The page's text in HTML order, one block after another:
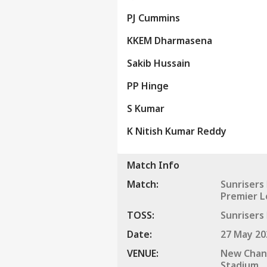
PJ Cummins
KKEM Dharmasena
Sakib Hussain
PP Hinge
S Kumar
K Nitish Kumar Reddy
Match Info
Match:
Sunrisers
Premier
TOSS:
Date:
27 May
VENUE:
New
હેલો ગેસ્ટ
અમારા વિશે
અભિપ્રાય મોકલો
પ્રાઈવસી પોલિસી